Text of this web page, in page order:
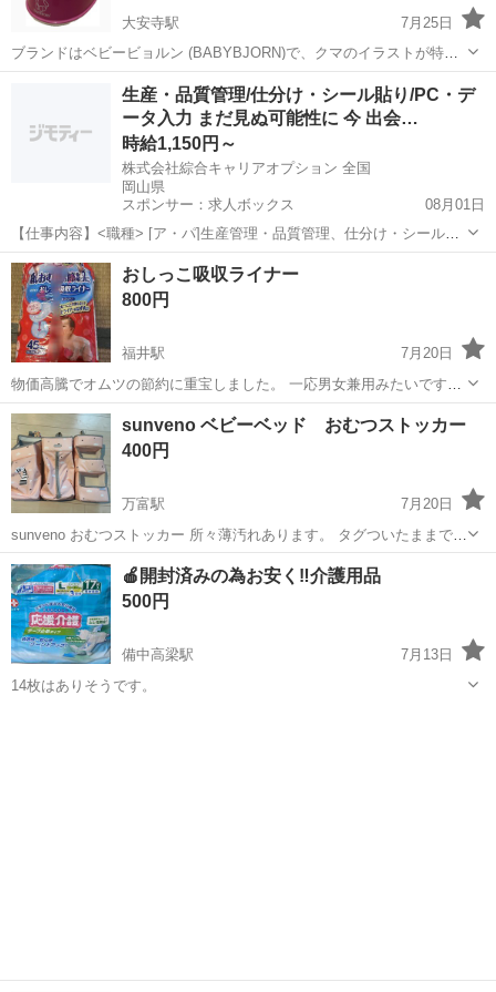
大安寺駅
7月25日
ブランドはベビービョルン (BABYBJORN)で、クマのイラストが特徴
的なパウダーピンク色のおまるです。 人間工学に基づいた座りやすい
設計で、中桶が取り外せるためお手入れが簡単です。 📝数回使用、そ
の際も下の桶の部分はお...
大安寺駅 ベビー用品
生産・品質管理/仕分け・シール貼り/PC・デ
ータ入力 まだ見ぬ可能性に 今 出会…
時給1,150円～
株式会社綜合キャリアオプション 全国
岡山県
スポンサー：求人ボックス
08月01日
【仕事内容】<職種> [ア・パ]生産管理・品質管理、仕分け・シール貼
り、データ入力、タイピング(PC・パソコン・インターネット) <雇用
形態> アルバイト・パート <給与> [ア・パ]時給1,150円～ 交通費:一部
支給 日払いO...
アルバイト・パート
おしっこ吸収ライナー
800円
福井駅
7月20日
物価高騰でオムツの節約に重宝しました。 一応男女兼用みたいです。
残りの枚数はわかりませんが、半分以上あります。 パッケージに記名
あるのでご了承下さい 取引の場所等はプロフィールをご覧ください
岡山 倉敷市 ベビー用品 オムツ
sunveno ベビーベッド おむつストッカー
400円
万富駅
7月20日
sunveno おむつストッカー 所々薄汚れあります。 タグついたままで
す。 紐に焼け？あります。
岡山 赤磐市 万富駅 ベビー用品 ストッカー
🍎開封済みの為お安く‼️介護用品
500円
備中高梁駅
7月13日
14枚はありそうです。